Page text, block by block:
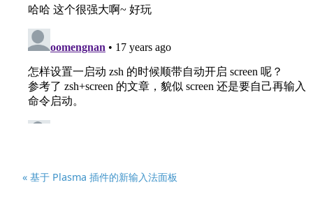
« 基于 Plasma 插件的新输入法面板